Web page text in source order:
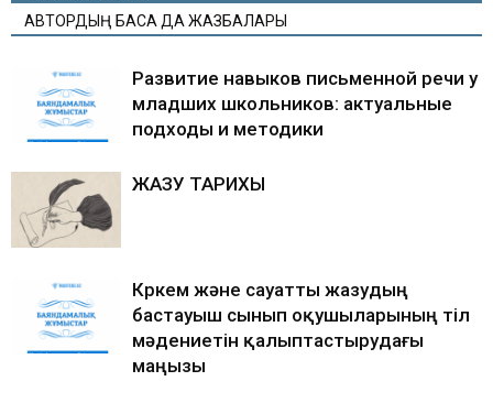
АВТОРДЫҢ БАСҚА ДА ЖАЗБАЛАРЫ
Развитие навыков письменной речи у
младших школьников: актуальные
подходы и методики
ЖАЗУ ТАРИХЫ
Көркем және сауатты жазудың
бастауыш сынып оқушыларының тіл
мәдениетін қалыптастырудағы
маңызы